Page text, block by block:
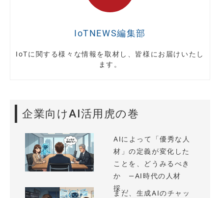
IoTNEWS編集部
IoTに関する様々な情報を取材し、皆様にお届けいたし
ます。
企業向けAI活用虎の巻
AIによって「優秀な人
材」の定義が変化した
ことを、どうみるべき
か —AI時代の人材
採...
まだ、生成AIのチャッ